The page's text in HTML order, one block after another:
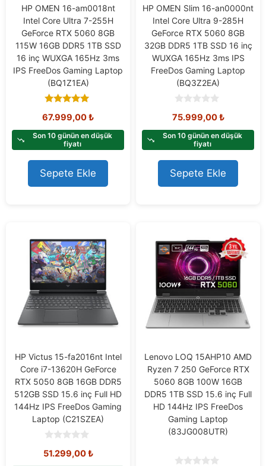
HP OMEN 16-am0018nt
Intel Core Ultra 7-255H
GeForce RTX 5060 8GB
115W 16GB DDR5 1TB SSD
16 inç WUXGA 165Hz 3ms
IPS FreeDos Gaming Laptop
(BQ1Z1EA)
out of 5
67.999,00₺
Son 10 günün en düşük
fiyatı
Sepete Ekle
HP OMEN Slim 16-an0000nt
Intel Core Ultra 9-285H
GeForce RTX 5060 8GB
32GB DDR5 1TB SSD 16 inç
WUXGA 165Hz 3ms IPS
FreeDos Gaming Laptop
(BQ3Z2EA)
o
t
f
5
75.999,00₺
Son 10 günün en düşük
fiyatı
Sepete Ekle
HP Victus 15-fa2016nt Intel
Core i7-13620H GeForce
RTX 5050 8GB 16GB DDR5
512GB SSD 15.6 inç Full HD
144Hz IPS FreeDos Gaming
Laptop (C21SZEA)
o
51.299,00₺
Lenovo LOQ 15AHP10 AMD
Ryzen 7 250 GeForce RTX
5060 8GB 100W 16GB
DDR5 1TB SSD 15.6 inç Full
HD 144Hz IPS FreeDos
Gaming Laptop
(83JG008UTR)